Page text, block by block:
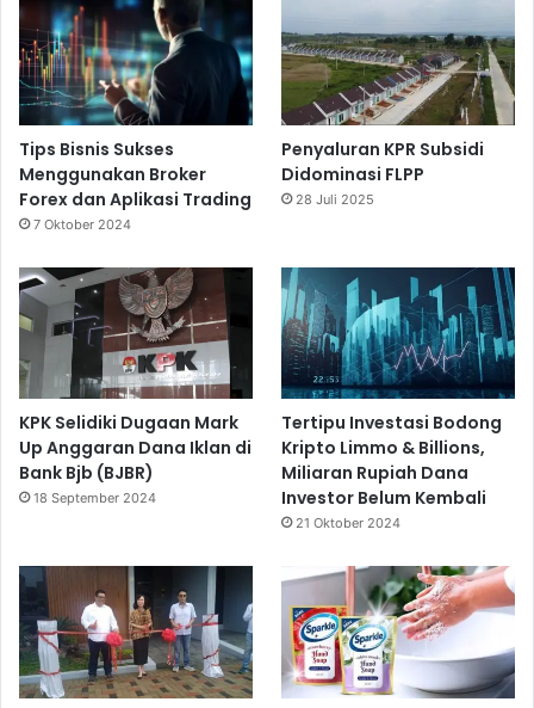
Tips Bisnis Sukses
Menggunakan Broker
Forex dan Aplikasi Trading
7 Oktober 2024
Penyaluran KPR Subsidi
Didominasi FLPP
28 Juli 2025
KPK Selidiki Dugaan Mark
Up Anggaran Dana Iklan di
Bank Bjb (BJBR)
18 September 2024
Tertipu Investasi Bodong
Kripto Limmo & Billions,
Miliaran Rupiah Dana
Investor Belum Kembali
21 Oktober 2024